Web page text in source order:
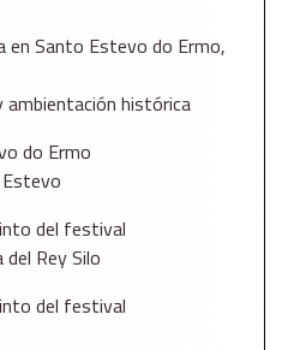
en Santo Estevo do Ermo,
ambientación histórica
do Ermo
del festival
Rey Silo
del festival